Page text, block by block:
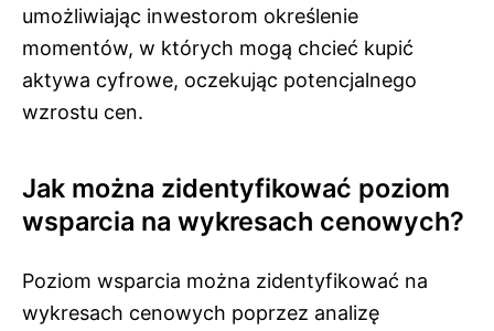
umożliwiając inwestorom określenie
momentów, w których mogą chcieć kupić
aktywa cyfrowe, oczekując potencjalnego
wzrostu cen.
Jak można zidentyfikować poziom
wsparcia na wykresach cenowych?
Poziom wsparcia można zidentyfikować na
wykresach cenowych poprzez analizę